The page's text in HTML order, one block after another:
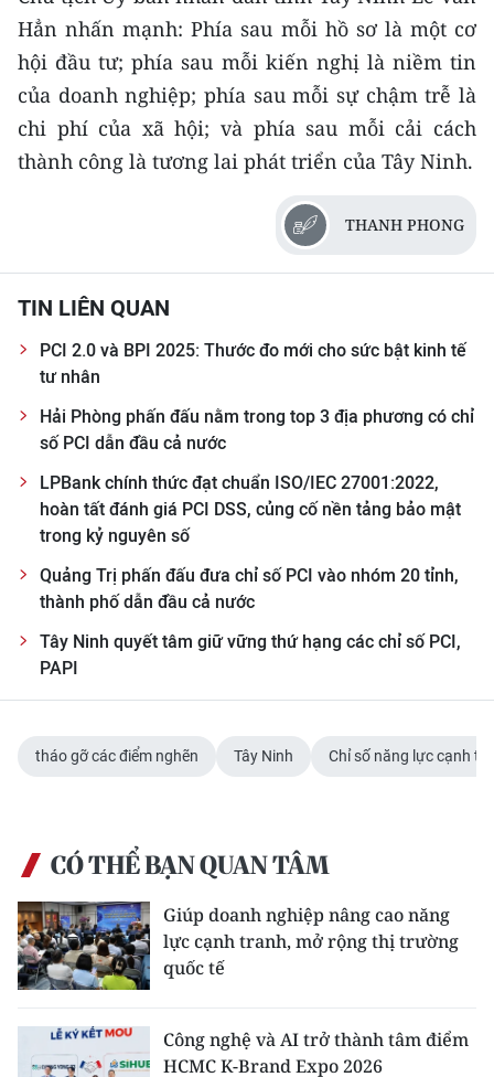
Hẳn nhấn mạnh: Phía sau mỗi hồ sơ là một cơ
hội đầu tư; phía sau mỗi kiến nghị là niềm tin
của doanh nghiệp; phía sau mỗi sự chậm trễ là
chi phí của xã hội; và phía sau mỗi cải cách
thành công là tương lai phát triển của Tây Ninh.
THANH PHONG
TIN LIÊN QUAN
PCI 2.0 và BPI 2025: Thước đo mới cho sức bật kinh tế
tư nhân
Hải Phòng phấn đấu nằm trong top 3 địa phương có chỉ
số PCI dẫn đầu cả nước
LPBank chính thức đạt chuẩn ISO/IEC 27001:2022,
hoàn tất đánh giá PCI DSS, củng cố nền tảng bảo mật
trong kỷ nguyên số
Quảng Trị phấn đấu đưa chỉ số PCI vào nhóm 20 tỉnh,
thành phố dẫn đầu cả nước
Tây Ninh quyết tâm giữ vững thứ hạng các chỉ số PCI,
PAPI
tháo gỡ các điểm nghẽn Tây Ninh Chỉ số năng lực cạnh
CÓ THỂ BẠN QUAN TÂM
Giúp doanh nghiệp nâng cao năng
lực cạnh tranh, mở rộng thị trường
quốc tế
Công nghệ và AI trở thành tâm điểm
HCMC K-Brand Expo 2026